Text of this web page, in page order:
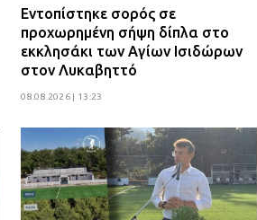
Εντοπίστηκε σορός σε
προχωρημένη σήψη δίπλα στο
εκκλησάκι των Αγίων Ισιδώρων
στον Λυκαβηττό
08.08.2026 | 13:23